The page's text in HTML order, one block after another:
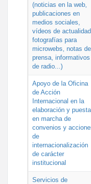
(noticias en la web,
publicaciones en
medios sociales,
vídeos de actualidad,
fotografías para
microwebs, notas de
prensa, informativos
de radio...)
Apoyo de la Oficina
de Acción
Internacional en la
elaboración y puesta
en marcha de
convenios y
de
internacionalización
de carácter
institucional
Servicios de